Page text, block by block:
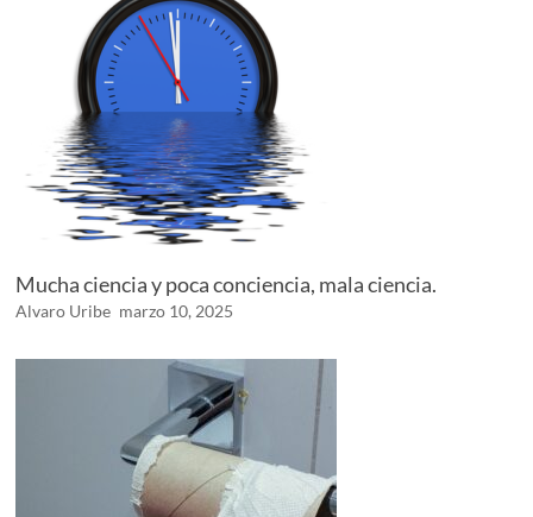
Mucha ciencia y poca conciencia, mala ciencia.
Alvaro Uribe marzo 10, 2025